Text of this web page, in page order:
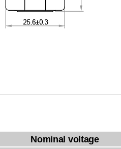
Nominal voltage